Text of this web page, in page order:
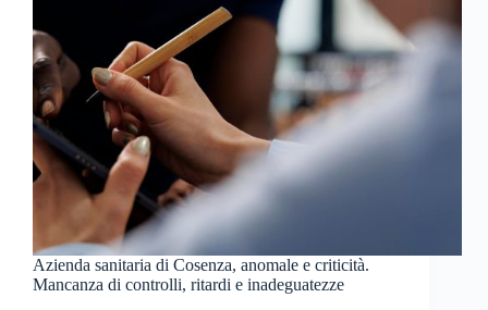
Azienda sanitaria di Cosenza, anomale e criticità.
Mancanza di controlli, ritardi e inadeguatezze